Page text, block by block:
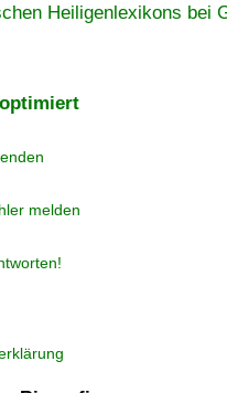
Heiligenlexikons bei
melden